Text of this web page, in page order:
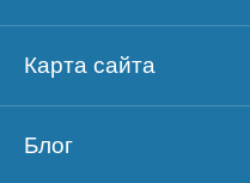
Карта сайта
Блог